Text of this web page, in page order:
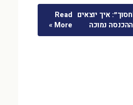
איך יוצאים
נמוכה
Read
More »